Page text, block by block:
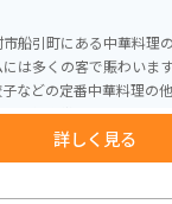
船引町にある中華料理
は多くの客で賑わいま
などの定番中華料理の
。価格帯はリーズナブ
す。店内は広々としてお
。テレビ視聴できます
無料で飲み放題。座敷
詳しく見る